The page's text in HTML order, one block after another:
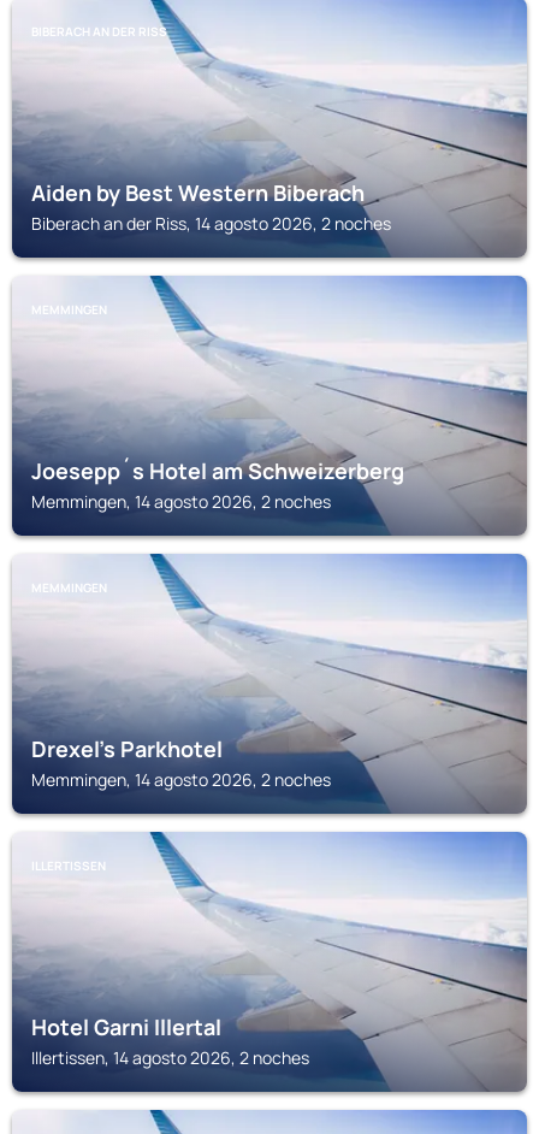
BIBERACH AN DER RISS
Aiden by Best Western Biberach
Biberach an der Riss, 14 agosto 2026, 2 noches
MEMMINGEN
Joesepp´s Hotel am Schweizerberg
Memmingen, 14 agosto 2026, 2 noches
MEMMINGEN
Drexel's Parkhotel
Memmingen, 14 agosto 2026, 2 noches
ILLERTISSEN
Hotel Garni Illertal
Illertissen, 14 agosto 2026, 2 noches